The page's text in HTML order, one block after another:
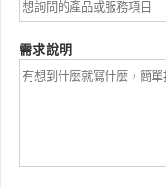
需求說明